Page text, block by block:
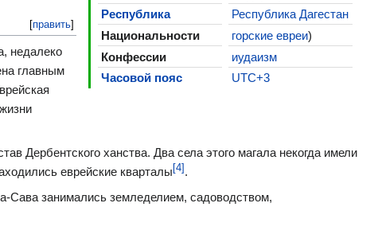
Республика
Республика Дагестан
Национальности
горские евреи)
Конфессии
иудаизм
Часовой пояс
UTC+3
[править]
недалеко
главным
Дербентского ханства. Два села этого магала некогда имели
еврейские кварталы [4] .
Сава занимались земледелием, садоводством,